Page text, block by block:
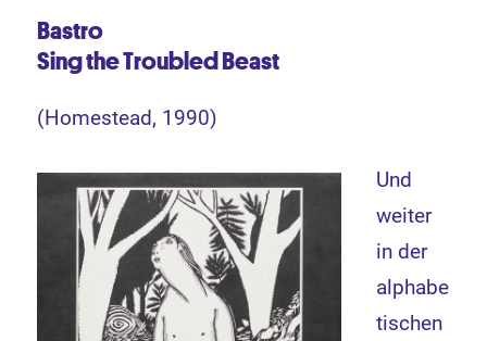
Bastro
Sing the Troubled Beast
(Homestead, 1990)
Und
weiter
in der
alphabe
tischen